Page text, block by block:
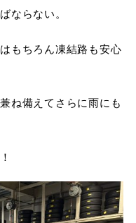
ならない。
もちろん凍結路も安心
ね備えてさらに雨にも